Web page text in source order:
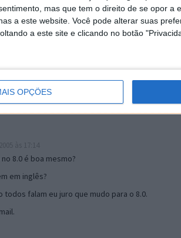
mas que tem o direito de se opor a
a este website. Você pode alterar suas
a este site e clicando no botão
OPÇÕES
mail algum.
17:00
8.0 é boa mesmo?
em inglês?
falam eu juro que mudo para o 8.0.